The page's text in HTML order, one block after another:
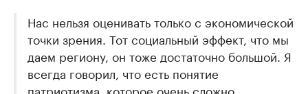
Нас нельзя оценивать только с экономической
точки зрения. Тот социальный эффект, что мы
даем региону, он тоже достаточно большой. Я
всегда говорил, что есть понятие
патриотизма, которое очень сложно